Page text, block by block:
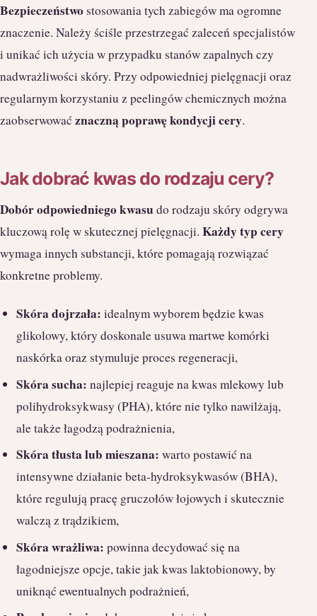
Bezpieczeństwo stosowania tych zabiegów ma ogromne
znaczenie. Należy ściśle przestrzegać zaleceń specjalistów
i unikać ich użycia w przypadku stanów zapalnych czy
nadwrażliwości skóry. Przy odpowiedniej pielęgnacji oraz
regularnym korzystaniu z peelingów chemicznych można
zaobserwować znaczną poprawę kondycji cery.
Jak dobrać kwas do rodzaju cery?
Dobór odpowiedniego kwasudo rodzaju skóry odgrywa
kluczową rolę w skutecznej pielęgnacji. Każdy typ cery
wymaga innych substancji, które pomagają rozwiązać
konkretne problemy.
Skóra dojrzała: idealnym wyborem będzie kwas
glikolowy, który doskonale usuwa martwe komórki
naskórka oraz stymuluje proces regeneracji,
Skóra sucha: najlepiej reaguje na kwas mlekowy lub
polihydroksykwasy (PHA), które nie tylko nawilżają,
ale także łagodzą podrażnienia,
Skóra tłusta lub mieszana: warto postawić na
intensywne działanie beta-hydroksykwasów (BHA),
które regulują pracę gruczołów łojowych i skutecznie
walczą z trądzikiem,
Skóra wrażliwa: powinna decydować się na
łagodniejsze opcje, takie jak kwas laktobionowy, by
uniknąć ewentualnych podrażnień,